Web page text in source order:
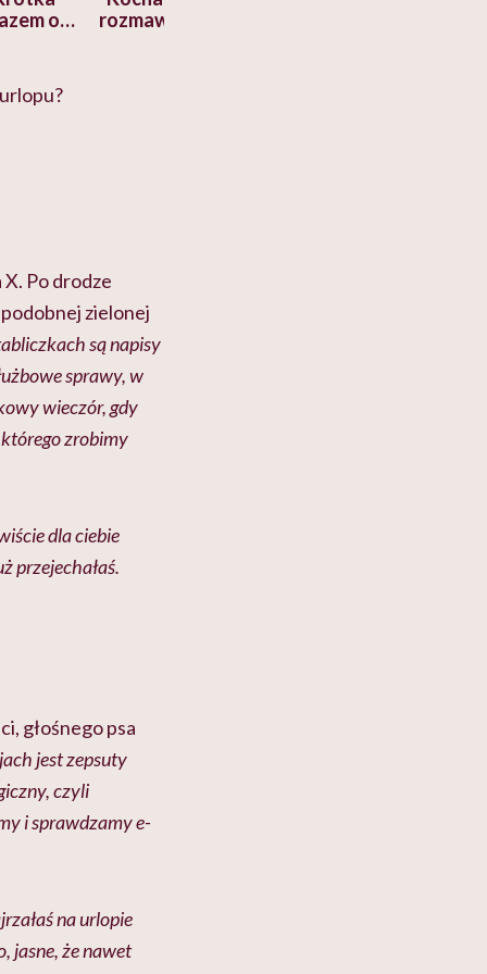
o
rozmawiać o pieniądzach".
Po drodze
podobnej zielonej
są napisy
sprawy, w
wieczór, gdy
którego zrobimy
dla ciebie
przejechałaś.
głośnego psa
jest zepsuty
czyli
i sprawdzamy e-
na urlopie
jasne, że nawet